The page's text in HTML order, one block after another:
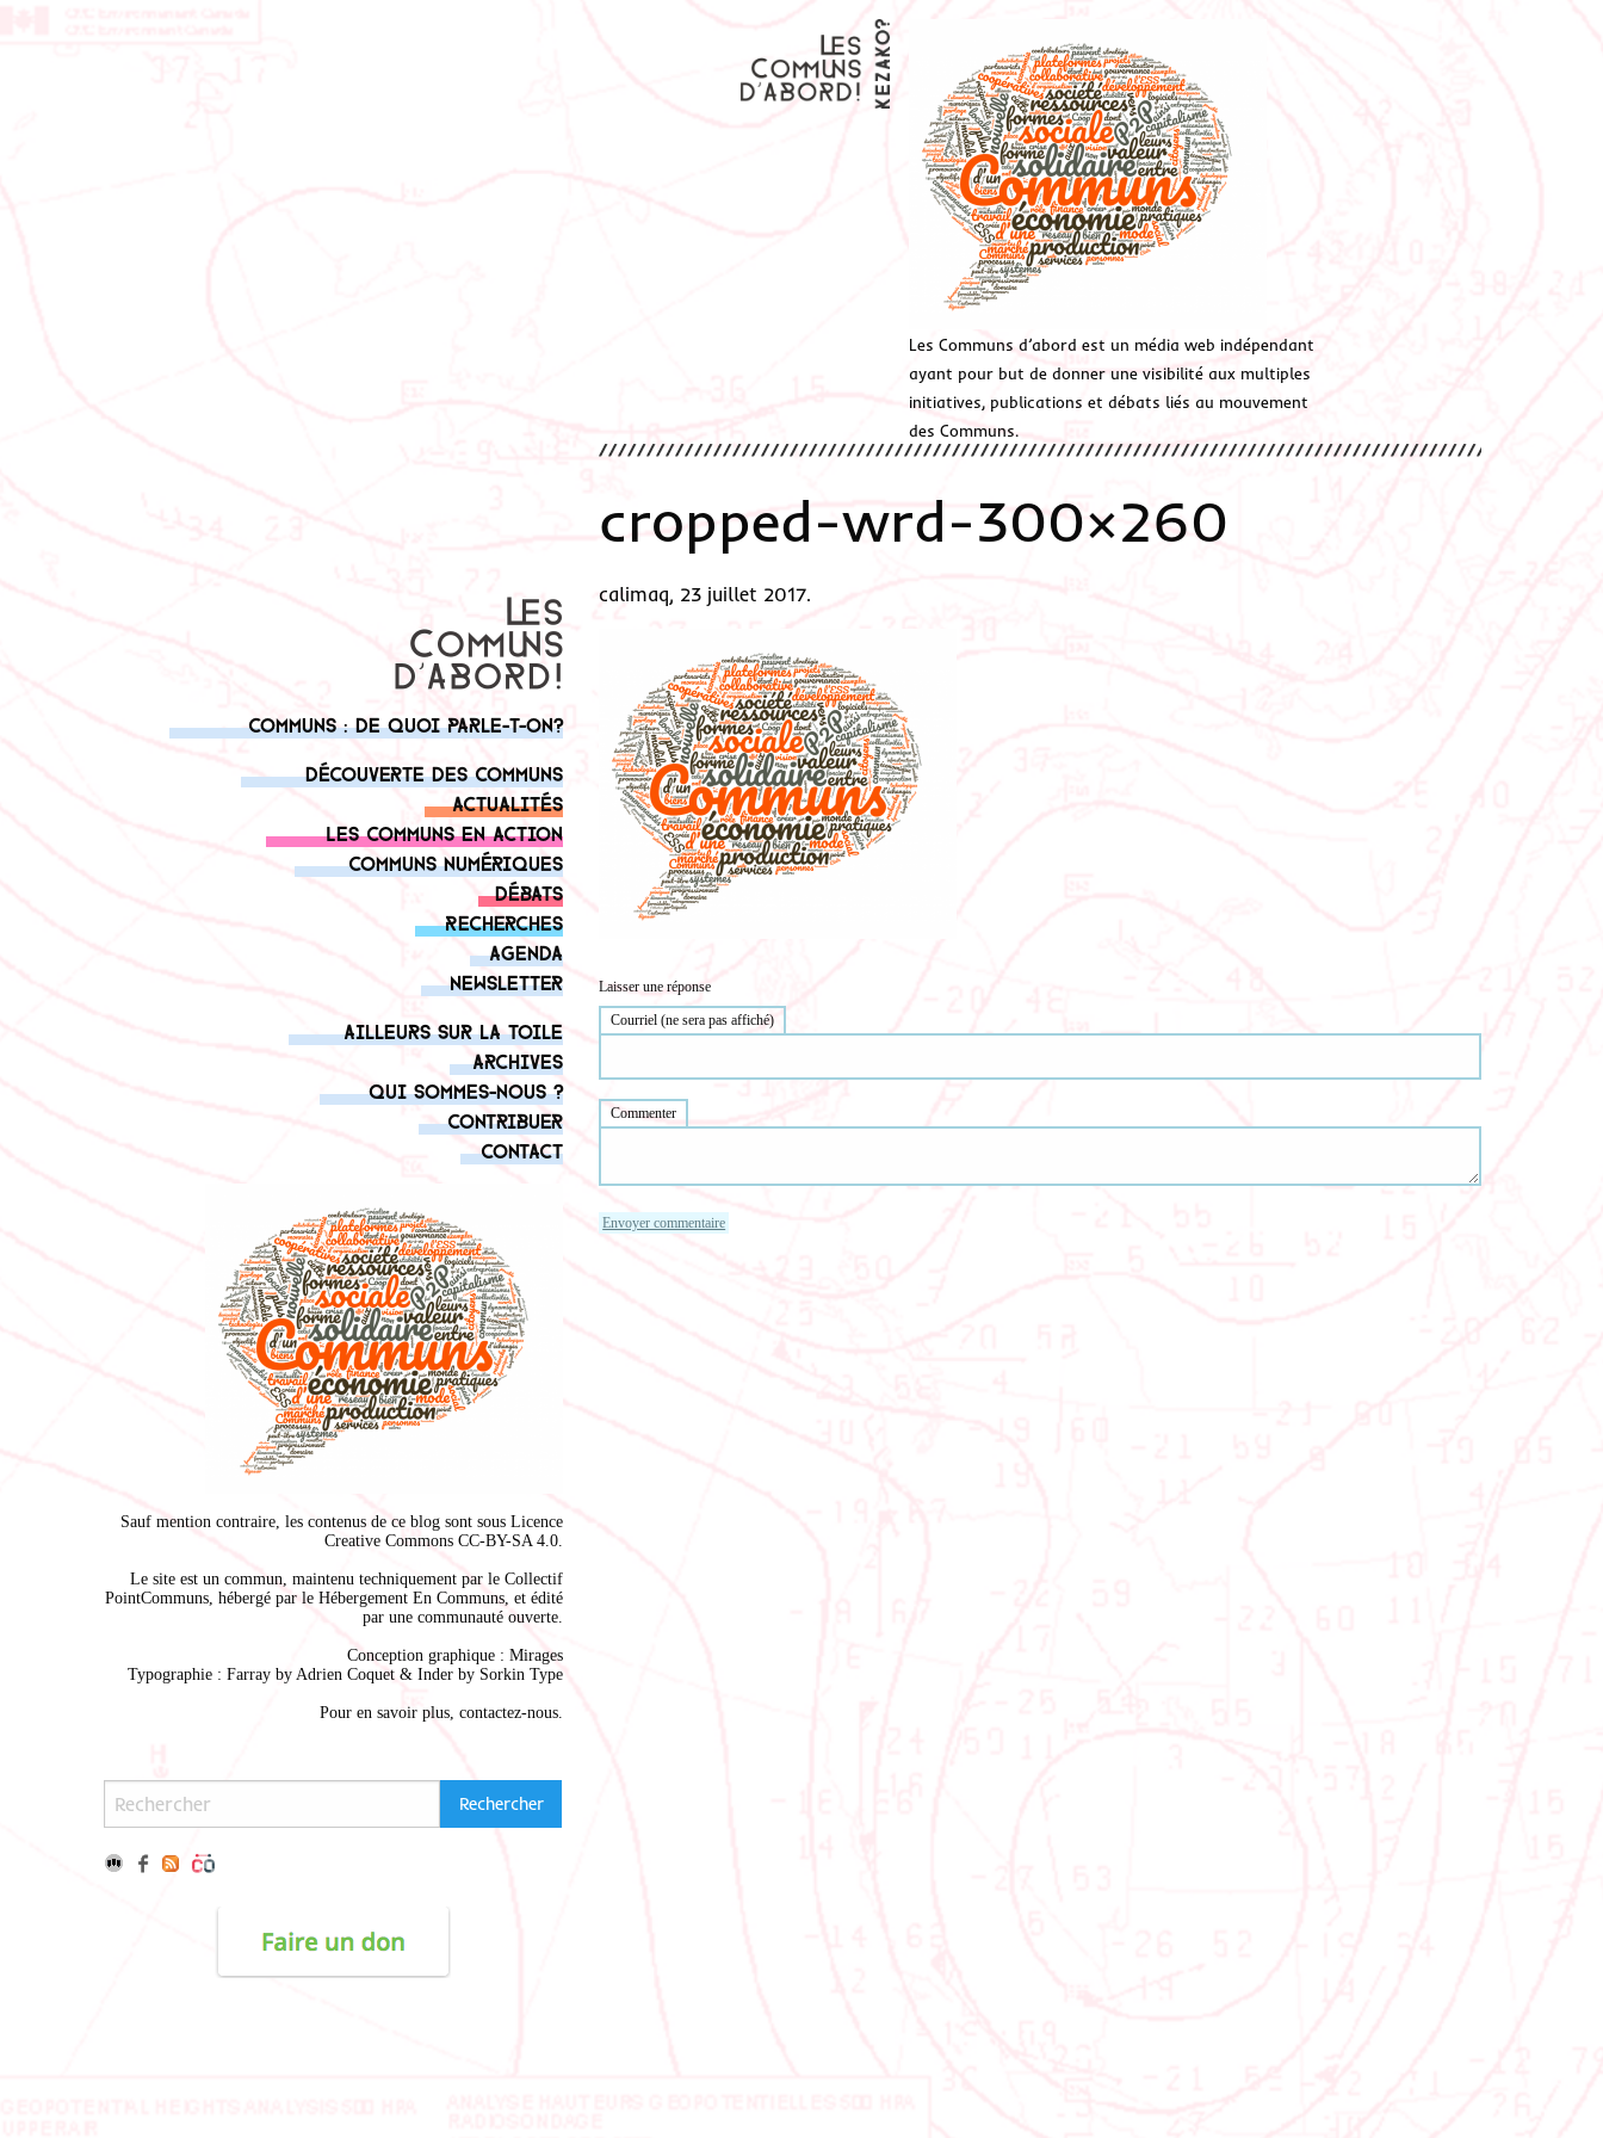
Les Communs d’abord est un média web indépendant
ayant pour but de donner une visibilité aux multiples
initiatives, publications et débats liés au mouvement
des Communs.
Communs : de quoi parle-t-on?
Découverte des communs
Actualités
Les communs en action
Communs numériques
Débats
Recherches
Agenda
Newsletter
Ailleurs sur la toile
Archives
Qui sommes-nous ?
Contribuer
Contact
Sauf mention contraire, les contenus de ce blog sont sous Licence
Creative Commons CC-BY-SA 4.0.
Le site est un commun, maintenu techniquement par le Collectif
PointCommuns, hébergé par le Hébergement En Communs, et édité
par une communauté ouverte.
Conception graphique : Mirages
Typographie : Farray by Adrien Coquet & Inder by Sorkin Type
Pour en savoir plus, contactez-nous.
cropped-wrd-300×260
calimaq, 23 juillet 2017.
Laisser une réponse
Courriel (ne sera pas affiché)
Commenter